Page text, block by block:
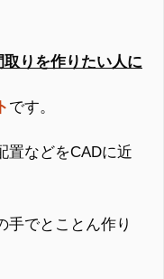
りを作りたい人に
です。
置などをCADに近
手でとことん作り